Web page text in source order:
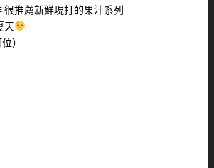
很推薦新鮮現打的果汁系列
天
）